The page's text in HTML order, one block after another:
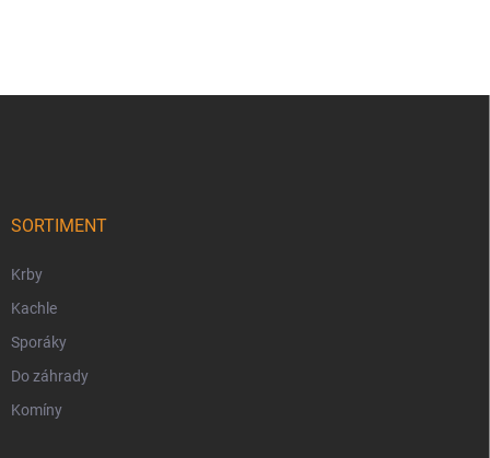
SORTIMENT
Krby
Kachle
Sporáky
Do záhrady
Komíny